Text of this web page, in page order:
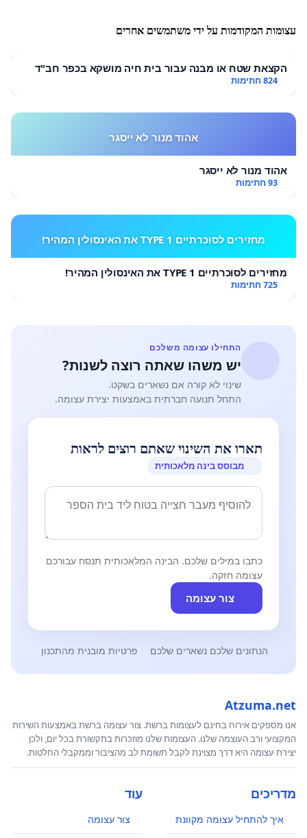
עצומות המקודמות על ידי משתמשים אחרים
הקצאת שטח או מבנה עבור בית חיה מושקא בכפר חב"ד
824 חתימות
אהוד מנור לא ייסגר
אהוד מנור לא ייסגר
93 חתימות
מחזירים לסוכרתיים TYPE 1 את האינסולין המהיר!
מחזירים לסוכרתיים TYPE 1 את האינסולין המהיר!
725 חתימות
התחילו עצומה משלכם
יש משהו שאתה רוצה לשנות?
שינוי לא קורה אם נשארים בשקט.
התחל תנועה חברתית באמצעות יצירת עצומה.
תארו את השינוי שאתם רוצים לראות
מבוסס בינה מלאכותית
כתבו במילים שלכם. הבינה המלאכותית תנסח עבורכם
עצומה חזקה.
צור עצומה
הנתונים שלכם נשארים שלכם פרטיות מובנית מהתכנון
Atzuma.net
אנו מספקים אירוח בחינם לעצומות ברשת. צור עצומה ברשת באמצעות השירות
המקצועי ורב העוצמה שלנו. העצומות שלנו מוזכרות בתקשורת בכל יום, ולכן
יצירת עצומה היא דרך מצוינת לקבל תשומת לב מהציבור וממקבלי החלטות.
מדריכים
איך להתחיל עצומה מקוונת
עוד
צור עצומה